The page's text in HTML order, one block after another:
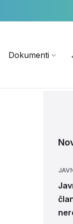
Dokumenti